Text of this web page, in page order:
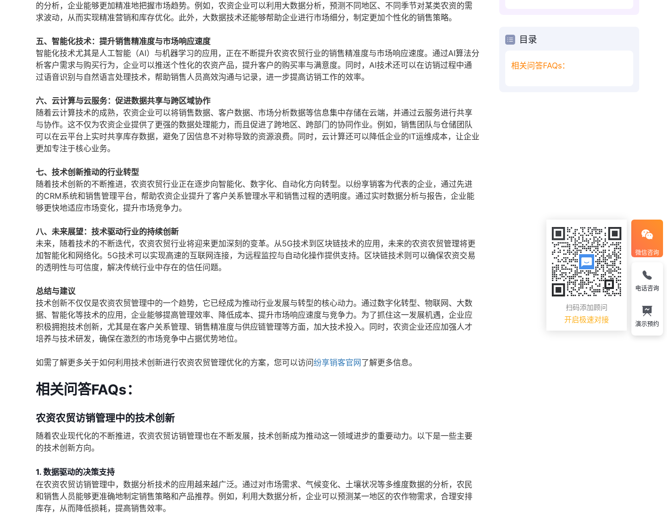
的分析，企业能够更加精准地把握市场趋势。例如，农资企业可以利用大数据分析，预测不同地区、不同季节对某类农资的需
求波动，从而实现精准营销和库存优化。此外，大数据技术还能够帮助企业进行市场细分，制定更加个性化的销售策略。
五、智能化技术：提升销售精准度与市场响应速度
智能化技术尤其是人工智能（AI）与机器学习的应用，正在不断提升农资农贸行业的销售精准度与市场响应速度。通过AI算法分
析客户需求与购买行为，企业可以推送个性化的农资产品，提升客户的购买率与满意度。同时，AI技术还可以在访销过程中通
过语音识别与自然语言处理技术，帮助销售人员高效沟通与记录，进一步提高访销工作的效率。
六、云计算与云服务：促进数据共享与跨区域协作
随着云计算技术的成熟，农资企业可以将销售数据、客户数据、市场分析数据等信息集中存储在云端，并通过云服务进行共享
与协作。这不仅为农资企业提供了更强的数据处理能力，而且促进了跨地区、跨部门的协同作业。例如，销售团队与仓储团队
可以在云平台上实时共享库存数据，避免了因信息不对称导致的资源浪费。同时，云计算还可以降低企业的IT运维成本，让企业
更加专注于核心业务。
七、技术创新推动的行业转型
随着技术创新的不断推进，农资农贸行业正在逐步向智能化、数字化、自动化方向转型。以纷享销客为代表的企业，通过先进
的CRM系统和销售管理平台，帮助农资企业提升了客户关系管理水平和销售过程的透明度。通过实时数据分析与报告，企业能
够更快地适应市场变化，提升市场竞争力。
八、未来展望：技术驱动行业的持续创新
未来，随着技术的不断迭代，农资农贸行业将迎来更加深刻的变革。从5G技术到区块链技术的应用，未来的农资农贸管理将更
加智能化和网络化。5G技术可以实现高速的互联网连接，为远程监控与自动化操作提供支持。区块链技术则可以确保农资交易
的透明性与可信度，解决传统行业中存在的信任问题。
总结与建议
技术创新不仅仅是农资农贸管理中的一个趋势，它已经成为推动行业发展与转型的核心动力。通过数字化转型、物联网、大数
据、智能化等技术的应用，企业能够提高管理效率、降低成本、提升市场响应速度与竞争力。为了抓住这一发展机遇，企业应
积极拥抱技术创新，尤其是在客户关系管理、销售精准度与供应链管理等方面，加大技术投入。同时，农资企业还应加强人才
培养与技术研发，确保在激烈的市场竞争中占据优势地位。
如需了解更多关于如何利用技术创新进行农资农贸管理优化的方案，您可以访问纷享销客官网了解更多信息。
相关问答FAQs：
农资农贸访销管理中的技术创新
随着农业现代化的不断推进，农资农贸访销管理也在不断发展，技术创新成为推动这一领域进步的重要动力。以下是一些主要
的技术创新方向。
1. 数据驱动的决策支持
在农资农贸访销管理中，数据分析技术的应用越来越广泛。通过对市场需求、气候变化、土壤状况等多维度数据的分析，农民
和销售人员能够更准确地制定销售策略和产品推荐。例如，利用大数据分析，企业可以预测某一地区的农作物需求，合理安排
库存，从而降低损耗，提高销售效率。
目录
相关问答FAQs：
微信咨询
扫码添加顾问
开启极速对接
电话咨询
演示预约